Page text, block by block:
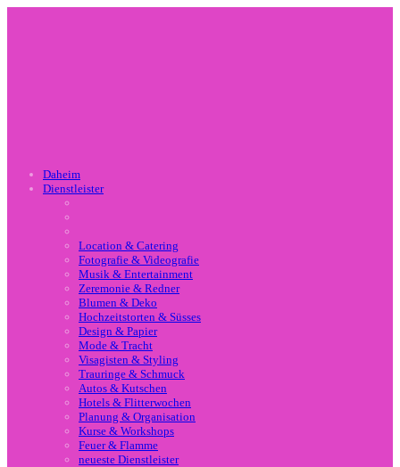
Daheim
Dienstleister
Location & Catering
Fotografie & Videografie
Musik & Entertainment
Zeremonie & Redner
Blumen & Deko
Hochzeitstorten & Süsses
Design & Papier
Mode & Tracht
Visagisten & Styling
Trauringe & Schmuck
Autos & Kutschen
Hotels & Flitterwochen
Planung & Organisation
Kurse & Workshops
Feuer & Flamme
neueste Dienstleister